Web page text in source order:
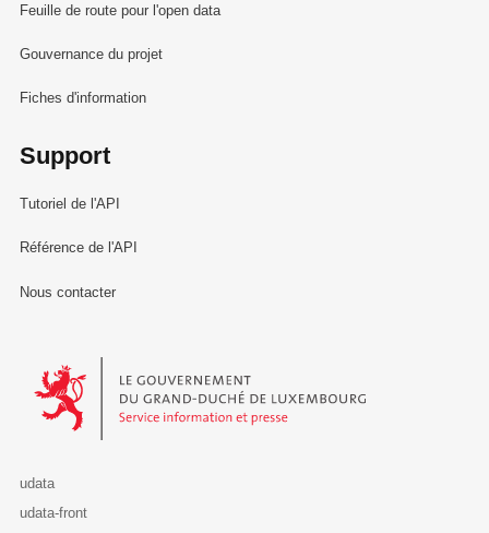
Feuille de route pour l'open data
Gouvernance du projet
Fiches d'information
Support
Tutoriel de l'API
Référence de l'API
Nous contacter
Le Gouvernement du Grand-Duché de Luxembourg - Service
udata
udata-front